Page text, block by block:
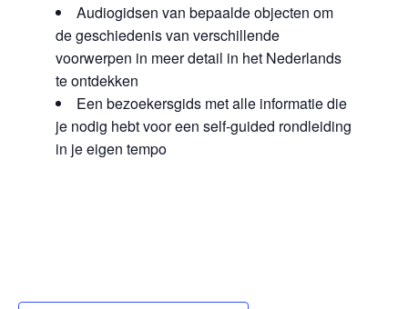
Audiogidsen van bepaalde objecten om
de geschiedenis van verschillende
voorwerpen in meer detail in het Nederlands
te ontdekken
Een bezoekersgids met alle informatie die
je nodig hebt voor een self-guided rondleiding
in je eigen tempo